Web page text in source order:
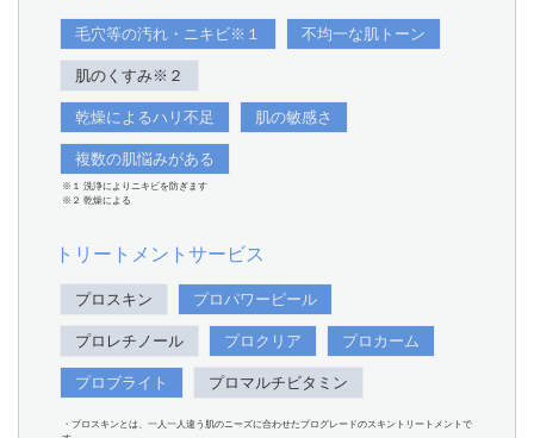
毛穴等の汚れ・ニキビ※１ 不均一な肌トーン
肌のくすみ※２
乾燥によるハリ不足 肌の敏感さ
複数の肌悩みがある
※１ 洗浄によりニキビを防ぎます
※２ 乾燥による
トリートメントサービス
プロスキン プロパワーピール
プロレチノール プロクリア プロカーム
プロブライト プロマルチビタミン
・プロスキンとは、一人一人違う肌のニーズに合わせたプログレードのスキントリートメントで